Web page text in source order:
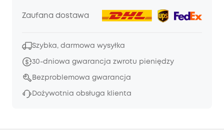
Zaufana dostawa
Szybka, darmowa wysyłka
30-dniowa gwarancja zwrotu pieniędzy
Bezproblemowa gwarancja
Dożywotnia obsługa klienta